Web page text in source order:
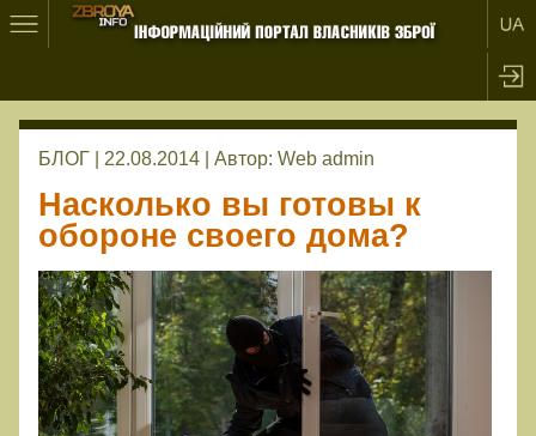
БЛОГ | 22.08.2014 | Автор: Web admin
Насколько вы готовы к
обороне своего дома?